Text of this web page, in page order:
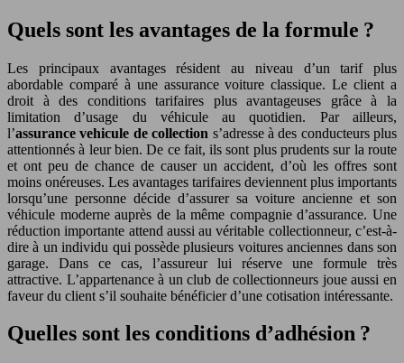
Quels sont les avantages de la formule ?
Les principaux avantages résident au niveau d’un tarif plus
abordable comparé à une assurance voiture classique. Le client a
droit à des conditions tarifaires plus avantageuses grâce à la
limitation d’usage du véhicule au quotidien. Par ailleurs,
l’assurance vehicule de collection s’adresse à des conducteurs plus
attentionnés à leur bien. De ce fait, ils sont plus prudents sur la route
et ont peu de chance de causer un accident, d’où les offres sont
moins onéreuses. Les avantages tarifaires deviennent plus importants
lorsqu’une personne décide d’assurer sa voiture ancienne et son
véhicule moderne auprès de la même compagnie d’assurance. Une
réduction importante attend aussi au véritable collectionneur, c’est-à-
dire à un individu qui possède plusieurs voitures anciennes dans son
garage. Dans ce cas, l’assureur lui réserve une formule très
attractive. L’appartenance à un club de collectionneurs joue aussi en
faveur du client s’il souhaite bénéficier d’une cotisation intéressante.
Quelles sont les conditions d’adhésion ?